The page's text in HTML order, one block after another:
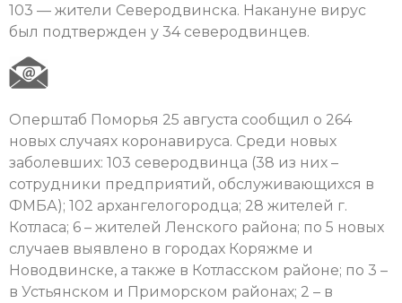
103 — жители Северодвинска. Накануне вирус
был подтвержден у 34 северодвинцев.
Оперштаб Поморья 25 августа сообщил о 264
новых случаях коронавируса. Среди новых
заболевших: 103 северодвинца (38 из них –
сотрудники предприятий, обслуживающихся в
ФМБА); 102 архангелогородца; 28 жителей г.
Котласа; 6 – жителей Ленского района; по 5 новых
случаев выявлено в городах Коряжме и
Новодвинске, а также в Котласском районе; по 3 –
в Устьянском и Приморском районах; 2 – в